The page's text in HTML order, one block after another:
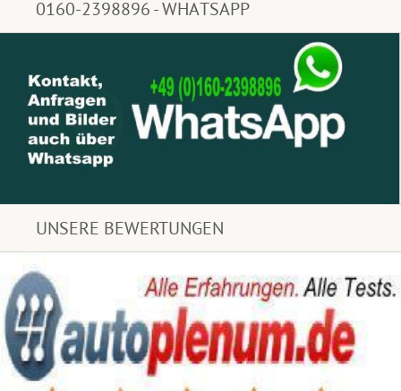
0160-2398896 - WHATSAPP
UNSERE BEWERTUNGEN